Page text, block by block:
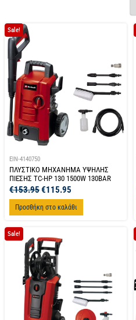
Sale!
EIN-4140750
ΠΛΥΣΤΙΚΟ ΜΗΧΑΝΗΜΑ ΥΨΗΛΗΣ
ΠΙΕΣΗΣ TC-HP 130 1500W 130BAR
€153.95€115.95
Προσθήκη στο καλάθι
Sale!